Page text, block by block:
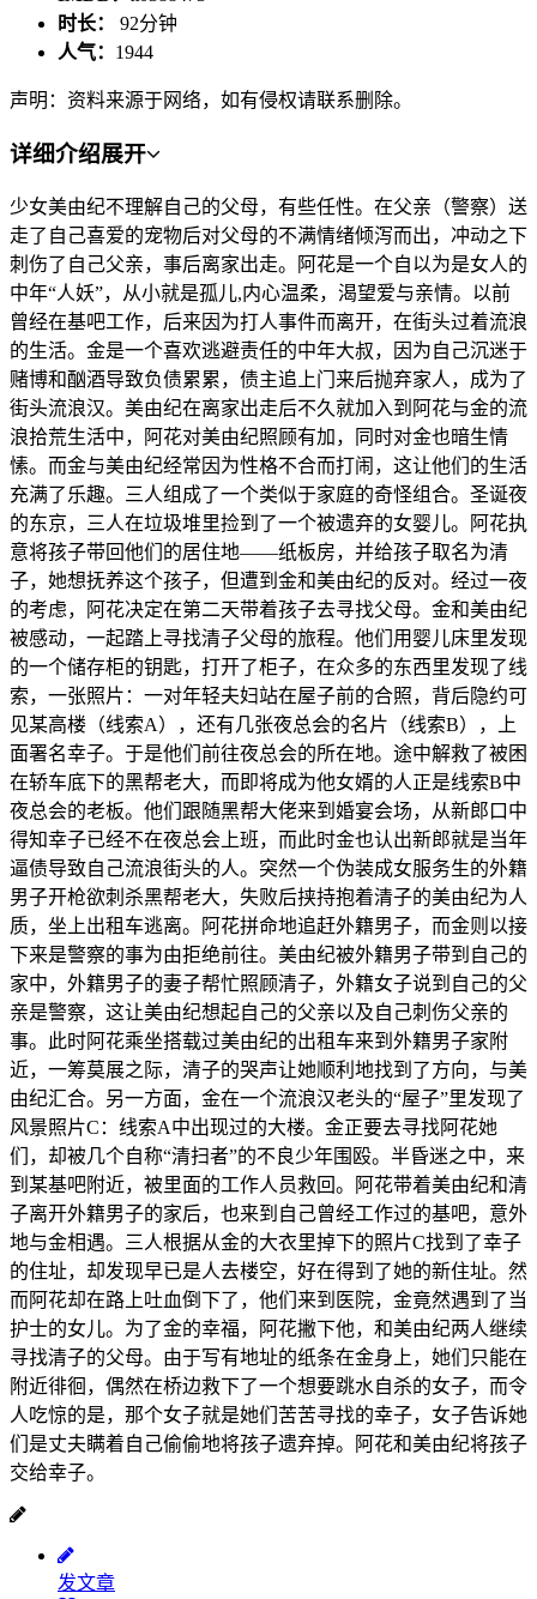
时长： 92分钟
人气： 1944
声明：资料来源于网络，如有侵权请联系删除。
详细介绍展开
少女美由纪不理解自己的父母，有些任性。在父亲（警察）送
走了自己喜爱的宠物后对父母的不满情绪倾泻而出，冲动之下
刺伤了自己父亲，事后离家出走。阿花是一个自以为是女人的
中年“人妖”，从小就是孤儿,内心温柔，渴望爱与亲情。以前
曾经在基吧工作，后来因为打人事件而离开，在街头过着流浪
的生活。金是一个喜欢逃避责任的中年大叔，因为自己沉迷于
赌博和酗酒导致负债累累，债主追上门来后抛弃家人，成为了
街头流浪汉。美由纪在离家出走后不久就加入到阿花与金的流
浪拾荒生活中，阿花对美由纪照顾有加，同时对金也暗生情
愫。而金与美由纪经常因为性格不合而打闹，这让他们的生活
充满了乐趣。三人组成了一个类似于家庭的奇怪组合。圣诞夜
的东京，三人在垃圾堆里捡到了一个被遗弃的女婴儿。阿花执
意将孩子带回他们的居住地——纸板房，并给孩子取名为清
子，她想抚养这个孩子，但遭到金和美由纪的反对。经过一夜
的考虑，阿花决定在第二天带着孩子去寻找父母。金和美由纪
被感动，一起踏上寻找清子父母的旅程。他们用婴儿床里发现
的一个储存柜的钥匙，打开了柜子，在众多的东西里发现了线
索，一张照片：一对年轻夫妇站在屋子前的合照，背后隐约可
见某高楼（线索A），还有几张夜总会的名片（线索B），上
面署名幸子。于是他们前往夜总会的所在地。途中解救了被困
在轿车底下的黑帮老大，而即将成为他女婿的人正是线索B中
夜总会的老板。他们跟随黑帮大佬来到婚宴会场，从新郎口中
得知幸子已经不在夜总会上班，而此时金也认出新郎就是当年
逼债导致自己流浪街头的人。突然一个伪装成女服务生的外籍
男子开枪欲刺杀黑帮老大，失败后挟持抱着清子的美由纪为人
质，坐上出租车逃离。阿花拼命地追赶外籍男子，而金则以接
下来是警察的事为由拒绝前往。美由纪被外籍男子带到自己的
家中，外籍男子的妻子帮忙照顾清子，外籍女子说到自己的父
亲是警察，这让美由纪想起自己的父亲以及自己刺伤父亲的
事。此时阿花乘坐搭载过美由纪的出租车来到外籍男子家附
近，一筹莫展之际，清子的哭声让她顺利地找到了方向，与美
由纪汇合。另一方面，金在一个流浪汉老头的“屋子”里发现了
风景照片C：线索A中出现过的大楼。金正要去寻找阿花她
们，却被几个自称“清扫者”的不良少年围殴。半昏迷之中，来
到某基吧附近，被里面的工作人员救回。阿花带着美由纪和清
子离开外籍男子的家后，也来到自己曾经工作过的基吧，意外
地与金相遇。三人根据从金的大衣里掉下的照片C找到了幸子
的住址，却发现早已是人去楼空，好在得到了她的新住址。然
而阿花却在路上吐血倒下了，他们来到医院，金竟然遇到了当
护士的女儿。为了金的幸福，阿花撇下他，和美由纪两人继续
寻找清子的父母。由于写有地址的纸条在金身上，她们只能在
附近徘徊，偶然在桥边救下了一个想要跳水自杀的女子，而令
人吃惊的是，那个女子就是她们苦苦寻找的幸子，女子告诉她
们是丈夫瞒着自己偷偷地将孩子遗弃掉。阿花和美由纪将孩子
交给幸子。
发文章